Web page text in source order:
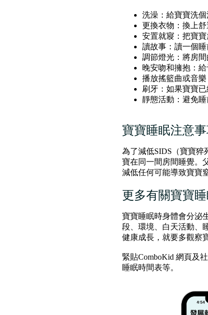
洗澡：給寶寶洗
更換衣物：換上
安置就寢：把寶
讀故事：讀一個
調節燈光：將房
晚安吻和擁抱：
播放搖籃曲或音
刷牙：如果寶寶
靜態活動：避免睡
寶寶睡眠注意
為了減低SIDS（寶寶
寶在同一間房間睡覺。
減低任何可能導致寶寶
更多有關寶寶
寶寶睡眠時身體會分泌
段、環境、白天活動、
健康成長，就要多觀察
緊貼ComboKid 網頁及
睡眠時間表等。